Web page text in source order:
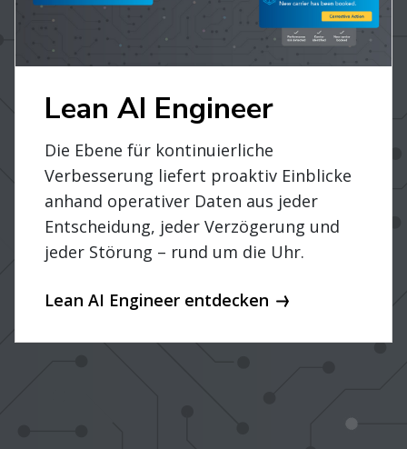
Lean AI Engineer
Die Ebene für kontinuierliche
Verbesserung liefert proaktiv Einblicke
anhand operativer Daten aus jeder
Entscheidung, jeder Verzögerung und
jeder Störung – rund um die Uhr.
Lean AI Engineer entdecken